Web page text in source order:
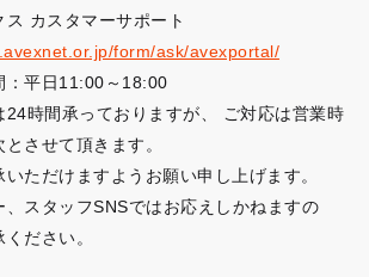
ス カスタマーサポート
form/ask/avexportal/
平日11:00～18:00
時間承っておりますが、 ご対応は営業時
させて頂きます。
ただけますようお願い申し上げます。
スタッフSNSではお応えしかねますの
ださい。